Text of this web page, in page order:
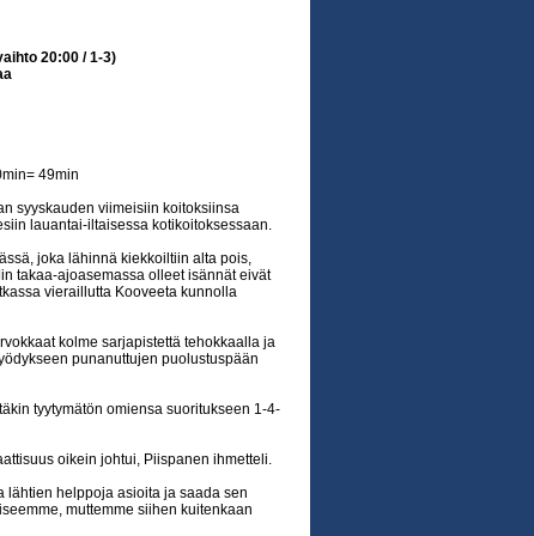
20:00 / 1-3)
49min
syyskauden viimeisiin koitoksiinsa
lauantai-iltaisessa kotikoitoksessaan.
joka lähinnä kiekkoiltiin alta pois,
takaa-ajoasemassa olleet isännät eivät
vieraillutta Kooveeta kunnolla
kolme sarjapistettä tehokkaalla ja
punanuttujen puolustuspään
tyytymätön omiensa suoritukseen 1-4-
oikein johtui, Piispanen ihmetteli.
lähtien helppoja asioita ja saada sen
muttemme siihen kuitenkaan